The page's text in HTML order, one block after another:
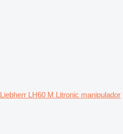
Liebherr LH60 M Litronic manipulador